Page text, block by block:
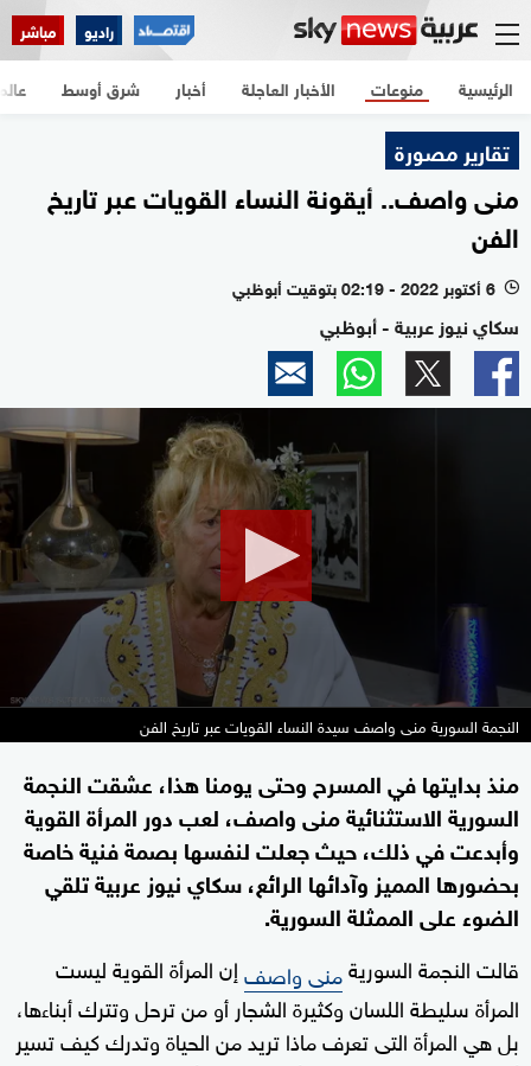
راديو مباشر
الرئيسية الأخبار العاجلة أخبار شرق أوسط منوعات
تقارير مصورة
منى واصف.. أيقونة النساء القويات عبر تاريخ
الفن
l 6 أكتوبر 2022 - 02:19 بتوقيت أبوظبي
سكاي نيوز عربية - أبوظبي
seconds
9
minutes,
7
seconds
النجمة السورية منى واصف سيدة النساء القويات عبر تاريخ الفن
منذ بدايتها في المسرح وحتى يومنا هذا، عشقت النجمة
السورية الاستثنائية منى واصف، لعب دور المرأة القوية
وأبدعت في ذلك، حيث جعلت لنفسها بصمة فنية خاصة
بحضورها المميز وآدائها الرائع، سكاي نيوز عربية تلقي
الضوء على الممثلة السورية.
قالت النجمة السوريةمنى واصفإن المرأة القوية ليست
المرأة سليطة اللسان وكثيرة الشجار أو من ترحل وتترك أبناءها،
بل هي المرأة التى تعرف ماذا تريد من الحياة وتدرك كيف تسير